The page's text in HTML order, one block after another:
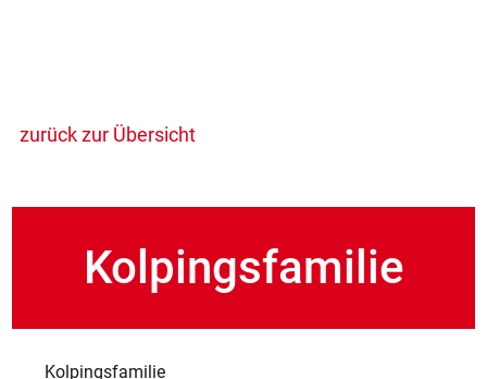
zurück zur Übersicht
Kolpingsfamilie
Kolpingsfamilie